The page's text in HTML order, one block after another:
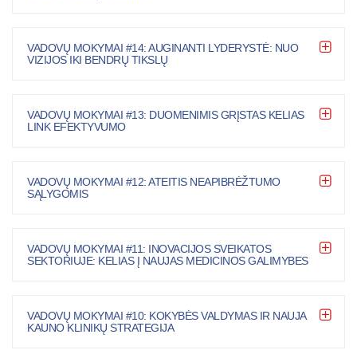
VADOVŲ MOKYMAI #14: AUGINANTI LYDERYSTĖ: NUO
VIZIJOS IKI BENDRŲ TIKSLŲ
VADOVŲ MOKYMAI #13: DUOMENIMIS GRĮSTAS KELIAS
LINK EFEKTYVUMO
VADOVŲ MOKYMAI #12: ATEITIS NEAPIBRĖŽTUMO
SĄLYGOMIS
VADOVŲ MOKYMAI #11: INOVACIJOS SVEIKATOS
SEKTORIUJE: KELIAS Į NAUJAS MEDICINOS GALIMYBES
VADOVŲ MOKYMAI #10: KOKYBĖS VALDYMAS IR NAUJA
KAUNO KLINIKŲ STRATEGIJA